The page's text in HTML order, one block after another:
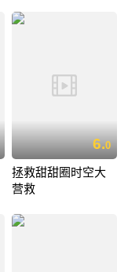
6.0
拯救甜甜圈时空大
营救